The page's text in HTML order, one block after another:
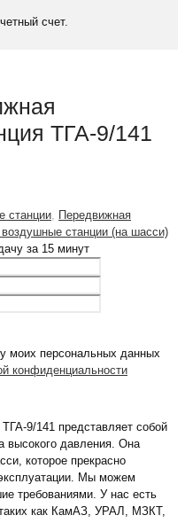
счет.
ТГА-9/141
станции Передвижная
станции (на шасси)
за 15 минут
моих персональных данных
конфиденциальности
9/141 представляет собой
высокого давления. Она
которое прекрасно
Мы можем
требованиями. У нас есть
как КамАЗ, УРАЛ, МЗКТ,